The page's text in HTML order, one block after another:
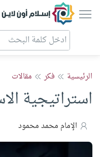
إسلام أون
الرئيسية فكر مقالات
استراتيجية
الإمام محمد محمود